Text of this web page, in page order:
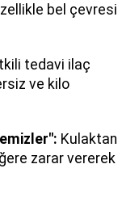
bel çevresi
tedavi ilaç
ve kilo
Kulaktan
zarar vererek